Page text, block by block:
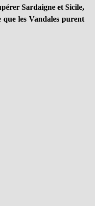
Sardaigne et Sicile,
les Vandales purent